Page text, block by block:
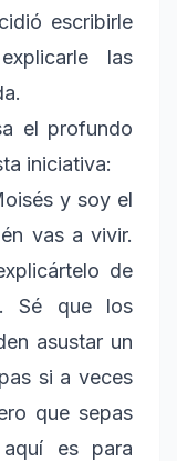
escribirle
las
el profundo
iniciativa:
y soy el
vas a vivir.
de
Sé que los
asustar un
si a veces
que sepas
es para